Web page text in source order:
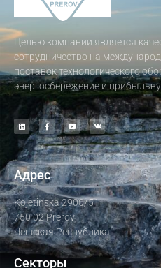
Целью компании является
сотрудничество на
поставок технологического
энергосбережение и
Адрес
Kojetinska 2900/51
750 02 Prerov
Чешская Республика
Секторы